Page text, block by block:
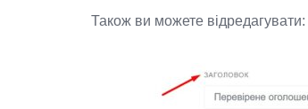
Також ви можете відредагувати: